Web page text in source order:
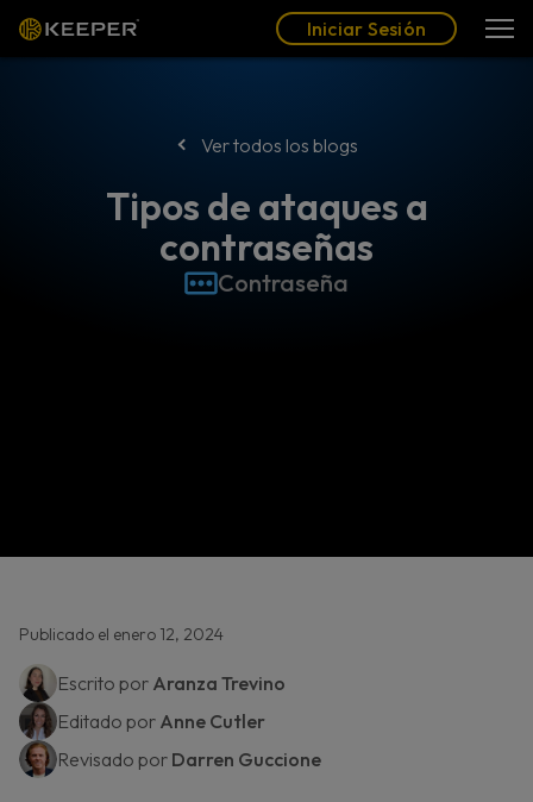
Iniciar Sesión
Ver todos los blogs
Tipos de ataques a
contraseñas
Contraseña
Publicado el enero 12, 2024
Escrito por Aranza Trevino
Editado por Anne Cutler
Revisado por Darren Guccione